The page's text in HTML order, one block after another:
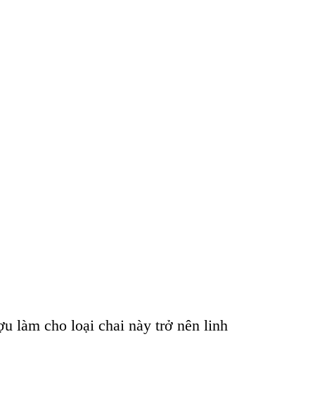
làm cho loại chai này trở nên linh